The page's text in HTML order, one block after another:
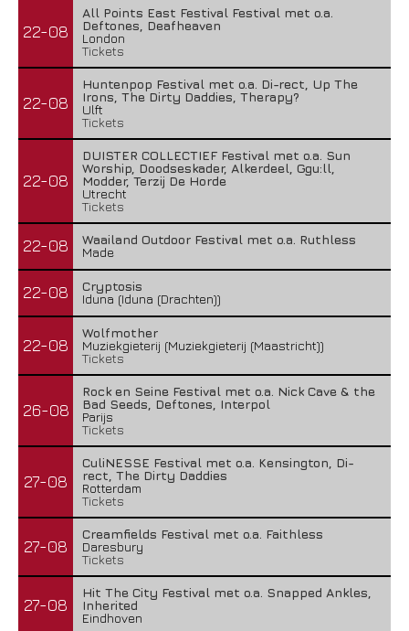
22-08
All Points East Festival Festival met o.a.
Deftones, Deafheaven
London
Tickets
22-08
Huntenpop Festival met o.a. Di-rect, Up The
Irons, The Dirty Daddies, Therapy?
Ulft
Tickets
22-08
DUISTER COLLECTIEF Festival met o.a. Sun
Worship, Doodseskader, Alkerdeel, Ggu:ll,
Modder, Terzij De Horde
Utrecht
Tickets
22-08
Waailand Outdoor Festival met o.a. Ruthless
Made
22-08
Cryptosis
Iduna (Iduna (Drachten))
22-08
Wolfmother
Muziekgieterij (Muziekgieterij (Maastricht))
Tickets
26-08
Rock en Seine Festival met o.a. Nick Cave & the
Bad Seeds, Deftones, Interpol
Parijs
Tickets
27-08
CuliNESSE Festival met o.a. Kensington, Di-
rect, The Dirty Daddies
Rotterdam
Tickets
27-08
Creamfields Festival met o.a. Faithless
Daresbury
Tickets
27-08
Hit The City Festival met o.a. Snapped Ankles,
Inherited
Eindhoven